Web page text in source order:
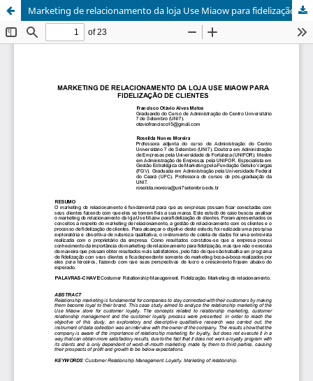
Marketing de relacionamento da loja Use Miaow para fidelização de clientes